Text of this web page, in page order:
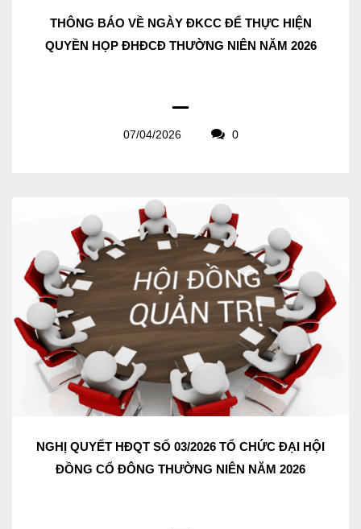
THÔNG BÁO VỀ NGÀY ĐKCC ĐỂ THỰC HIỆN
QUYỀN HỌP ĐHĐCĐ THƯỜNG NIÊN NĂM 2026
07/04/2026 0
NGHỊ QUYẾT HĐQT SỐ 03/2026 TỔ CHỨC ĐẠI HỘI
ĐỒNG CỔ ĐÔNG THƯỜNG NIÊN NĂM 2026